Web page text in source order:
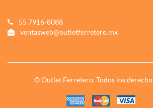
55 7916-8088
ventasweb@outletferretero.mx
© Outlet Ferretero. Todos los